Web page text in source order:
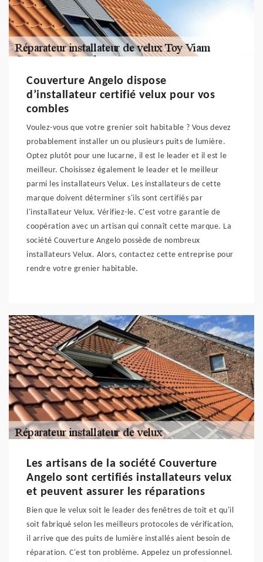
Couverture Angelo dispose
d’installateur certifié velux pour vos
combles
Voulez-vous que votre grenier soit habitable ? Vous devez
probablement installer un ou plusieurs puits de lumière.
Optez plutôt pour une lucarne, il est le leader et il est le
meilleur. Choisissez également le leader et le meilleur
parmi les installateurs Velux. Les installateurs de cette
marque doivent déterminer s'ils sont certifiés par
l'installateur Velux. Vérifiez-le. C'est votre garantie de
coopération avec un artisan qui connaît cette marque. La
société Couverture Angelo possède de nombreux
installateurs Velux. Alors, contactez cette entreprise pour
rendre votre grenier habitable.
Les artisans de la société Couverture
Angelo sont certifiés installateurs velux
et peuvent assurer les réparations
Bien que le velux soit le leader des fenêtres de toit et qu'il
soit fabriqué selon les meilleurs protocoles de vérification,
il arrive que des puits de lumière installés aient besoin de
réparation. C'est ton problème. Appelez un professionnel.